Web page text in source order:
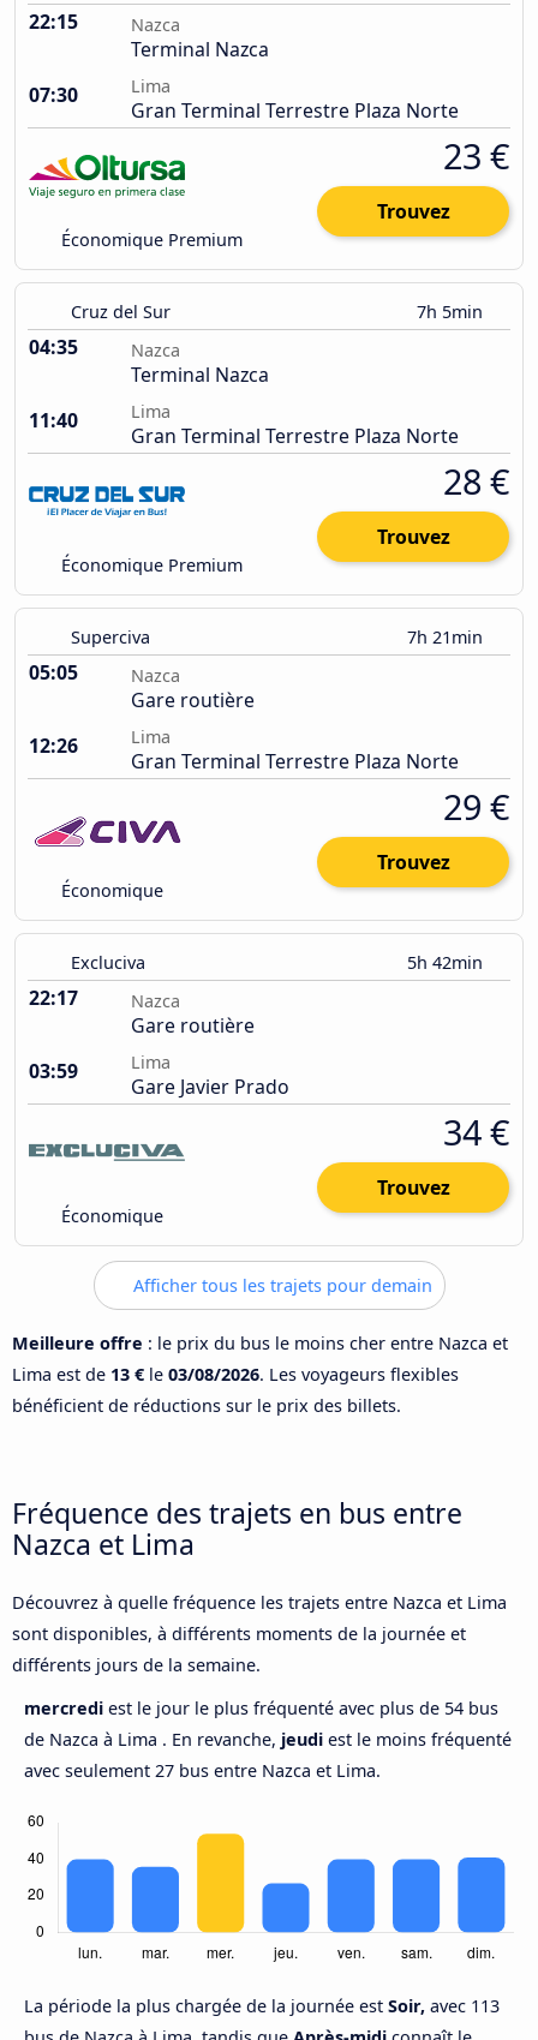
22:15 Nazca
Terminal Nazca
07:30
Lima
Gran Terminal Terrestre Plaza Norte
Économique Premium
23 €
Trouvez
Cruz del Sur 7h 5min
04:35 Nazca
Terminal Nazca
11:40
Lima
Gran Terminal Terrestre Plaza Norte
Économique Premium
28 €
Trouvez
Superciva 7h 21min
05:05 Nazca
Gare routière
12:26
Lima
Gran Terminal Terrestre Plaza Norte
Économique
29 €
Trouvez
Excluciva 5h 42min
22:17 Nazca
Gare routière
03:59
Lima
Gare Javier Prado
Économique
34 €
Trouvez
Afficher tous les trajets pour demain
Meilleure offre : le prix du bus le moins cher entre Nazca et
Lima est de 13 € le 03/08/2026. Les voyageurs flexibles
bénéficient de réductions sur le prix des billets.
Fréquence des trajets en bus entre
Nazca et Lima
Découvrez à quelle fréquence les trajets entre Nazca et Lima
sont disponibles, à différents moments de la journée et
différents jours de la semaine.
mercredi est le jour le plus fréquenté avec plus de 54 bus
de Nazca à Lima . En revanche, jeudi est le moins fréquenté
avec seulement 27 bus entre Nazca et Lima.
La période la plus chargée de la journée est Soir, avec 113